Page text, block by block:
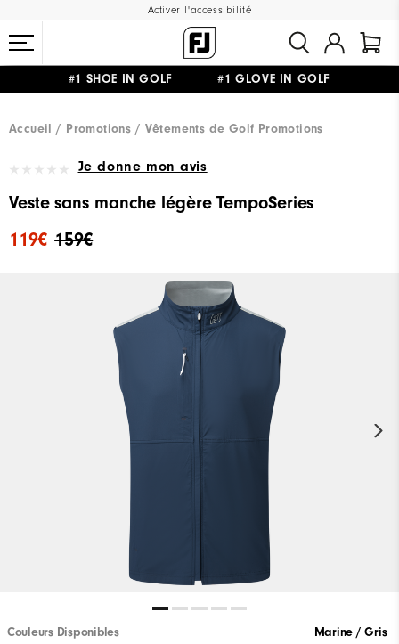
Activer l'accessibilité
#1 SHOE IN GOLF #1 GLOVE IN GOLF
Accueil
Promotions Vêtements de Golf Promotions
Je donne mon avis
Veste sans manche légère TempoSeries
159€
119€
Couleurs Disponibles Marine / Gris